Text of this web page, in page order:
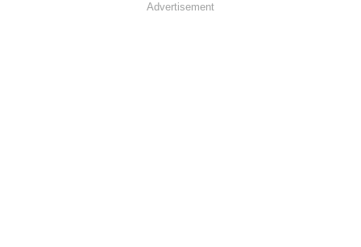
Advertisement